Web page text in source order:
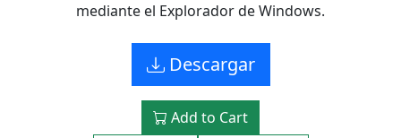
mediante el Explorador de Windows.
Descargar
Add to Cart